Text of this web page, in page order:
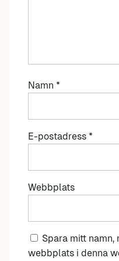
Namn *
E-postadress *
Webbplats
Spara mitt
webbplats i denna